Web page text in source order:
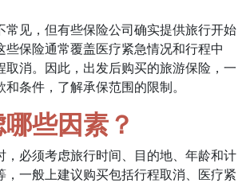
常见，但有些保险公司确实提供旅行开始
些保险通常覆盖医疗紧急情况和行程中
取消。因此，出发后购买的旅游保险，一
条件，了解承保范围的限制。
些因素？
，必须考虑旅行时间、目的地、年龄和计
，一般上建议购买包括行程取消、医疗紧